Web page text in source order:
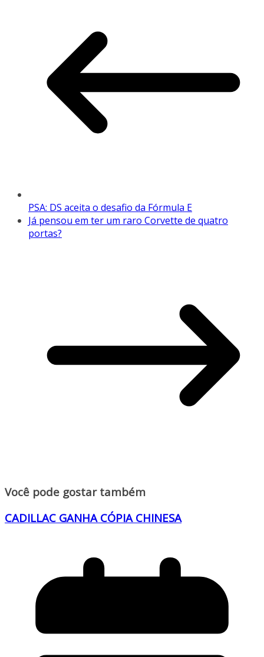
PSA: DS aceita o desafio da Fórmula E
Já pensou em ter um raro Corvette de quatro
portas?
Você pode gostar também
CADILLAC GANHA CÓPIA CHINESA